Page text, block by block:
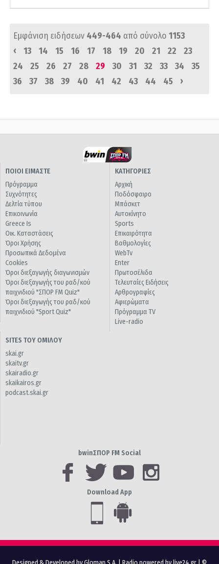
Εμφάνιση ειδήσεων 449-464 από σύνολο 1153
‹
13 14 15 16 17 18 19 20 21 22
23
24
25 26 27 28 29 30 31 32 33 34
35
36
37 38 39 40 41 42 43 44 45 ›
ΠΟΙΟΙ ΕΙΜΑΣΤΕ
Πρόγραμμα
Συχνότητες
Δελτία τύπου
Επικοινωνία
Greece Is
Οικ. Καταστάσεις
Όροι Χρήσης
Προσωπικά Δεδομένα
Cookies
Όροι διεξαγωγής διαγωνισμών
Όροι διεξαγωγής του ραδ/κού
παιχνιδιού "ΣΠΟΡ FM Quiz"
Όροι διεξαγωγής του ραδ/κού
παιχνιδιού "Sport Quiz"
ΚΑΤΗΓΟΡΙΕΣ
Αρχική
Ποδόσφαιρο
Μπάσκετ
Αυτοκίνητο
Sports
Επικαιρότητα
Βαθμολογίες
WebTv
Enter
Πρωτοσέλιδα
Τελευταίες Ειδήσεις
Αρθρογραφίες
Αφιερώματα
Πρόγραμμα TV
Live-radio
SITES ΤΟΥ ΟΜΙΛΟΥ
skai.gr
skaitv.gr
skairadio.gr
skaikairos.gr
podcast.skai.gr
bwinΣΠΟΡ FM Social
Download App